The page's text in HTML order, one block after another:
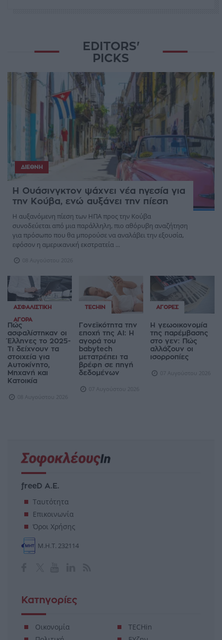
EDITORS'
PICKS
ΔΙΕΘΝΉ
Η Ουάσινγκτον ψάχνει νέα ηγεσία για
την Κούβα, ενώ αυξάνει την πίεση
Η αυξανόμενη πίεση των ΗΠΑ προς την Κούβα
συνοδεύεται από μια παράλληλη, πιο αθόρυβη αναζήτηση
για πρόσωπο που θα μπορούσε να αναλάβει την εξουσία,
εφόσον η αμερικανική εκστρατεία ...
08 Αυγούστου 2026
ΑΣΦΑΛΙΣΤΙΚΉ
ΑΓΟΡΆ
Πώς
ασφαλίστηκαν οι
Έλληνες το 2025-
Τι δείχνουν τα
στοιχεία για
Αυτοκίνητο,
Μηχανή και
Κατοικία
08 Αυγούστου 2026
TECHIN
Γονεϊκότητα την
εποχή της AI: Η
αγορά του
babytech
μετατρέπει τα
βρέφη σε πηγή
δεδομένων
07 Αυγούστου 2026
ΑΓΟΡΈΣ
Η γεωοικονομία
της παρέμβασης
στο γεν: Πώς
αλλάζουν οι
ισορροπίες
07 Αυγούστου 2026